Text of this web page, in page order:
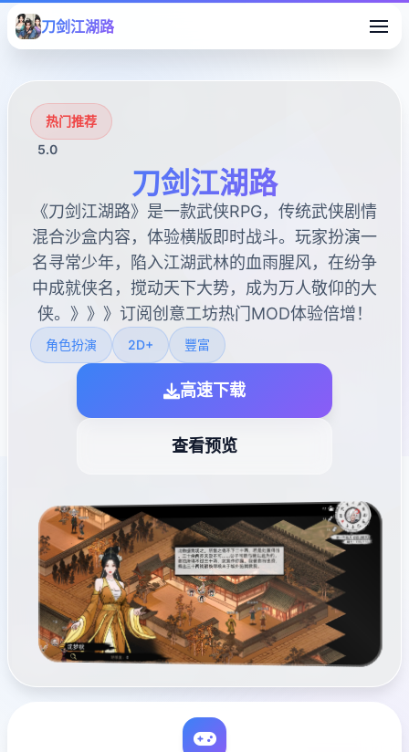
刀剑江湖路
热门推荐
5.0
刀剑江湖路
《刀剑江湖路》是一款武侠RPG，传统武侠剧情
混合沙盒内容，体验横版即时战斗。玩家扮演一
名寻常少年，陷入江湖武林的血雨腥风，在纷争
中成就侠名，搅动天下大势，成为万人敬仰的大
侠。》》》订阅创意工坊热门MOD体验倍增！
角色扮演 2D+ 豐富
高速下载
查看预览